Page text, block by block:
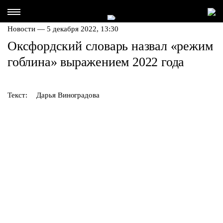
Новости — 5 декабря 2022, 13:30
Оксфордский словарь назвал «режим
гоблина» выражением 2022 года
Текст: Дарья Виноградова